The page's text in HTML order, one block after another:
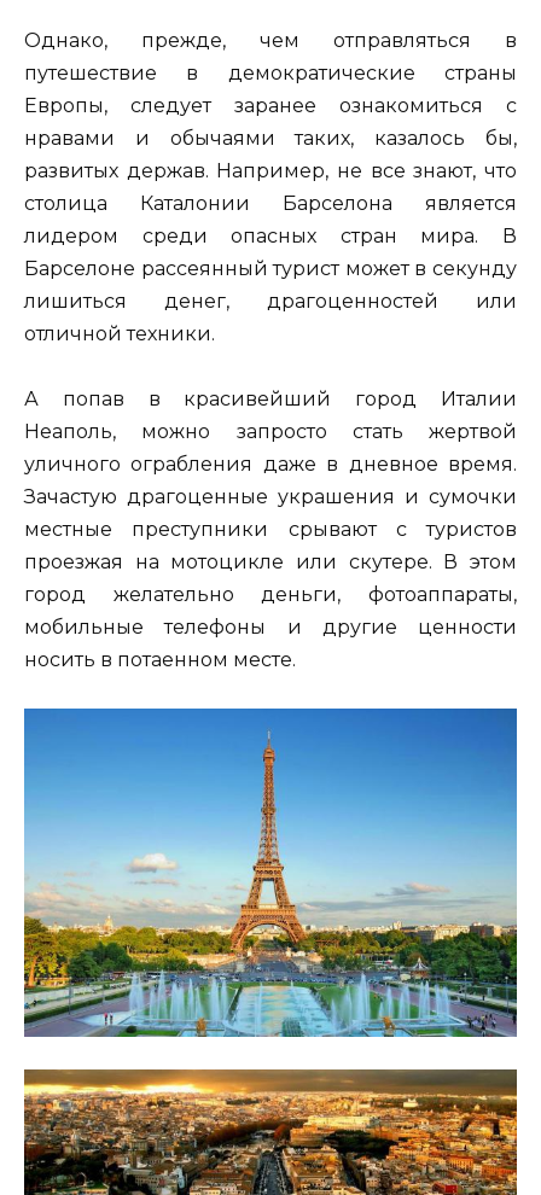
Однако, прежде, чем отправляться в
путешествие в демократические страны
Европы, следует заранее ознакомиться с
нравами и обычаями таких, казалось бы,
развитых держав. Например, не все знают, что
столица Каталонии Барселона является
лидером среди опасных стран мира. В
Барселоне рассеянный турист может в секунду
лишиться денег, драгоценностей или
отличной техники.
А попав в красивейший город Италии
Неаполь, можно запросто стать жертвой
уличного ограбления даже в дневное время.
Зачастую драгоценные украшения и сумочки
местные преступники срывают с туристов
проезжая на мотоцикле или скутере. В этом
город желательно деньги, фотоаппараты,
мобильные телефоны и другие ценности
носить в потаенном месте.